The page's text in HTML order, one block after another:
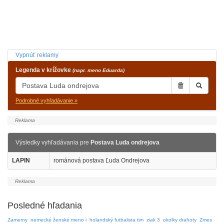
Vypnúť reklamy
Legenda v krížovke (napr. meno Eduarda)
Podrobné vyhľadávanie »
Výsledky vyhľadávania pre Postava Luda ondrejova
LAPIN románová postava Ľuda Ondrejova
Posledné hľadania
Zamerny nemecké ženské meno i holandský futbalista tim ziak 3 okolky drahoty Zmes